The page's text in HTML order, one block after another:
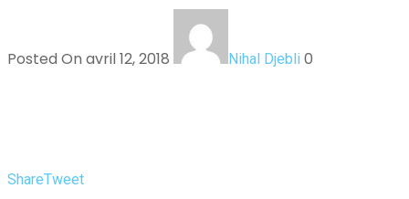
Posted On avril 12, 2018 Nihal Djebli 0
ShareTweet